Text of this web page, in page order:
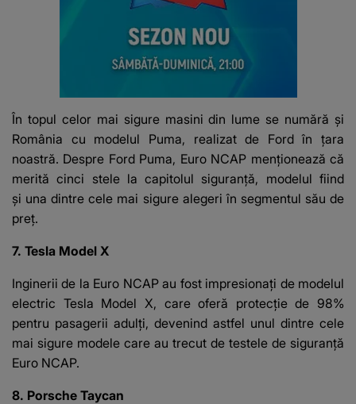
În topul celor mai sigure masini din lume se numără și
România cu modelul Puma, realizat de Ford în țara
noastră. Despre Ford Puma, Euro NCAP menționează că
merită cinci stele la capitolul siguranță, modelul fiind
și una dintre cele mai sigure alegeri în segmentul său de
preț.
7. Tesla Model X
Inginerii de la Euro NCAP au fost impresionați de modelul
electric Tesla Model X, care oferă protecție de 98%
pentru pasagerii adulți, devenind astfel unul dintre cele
mai sigure modele care au trecut de testele de siguranță
Euro NCAP.
8. Porsche Taycan